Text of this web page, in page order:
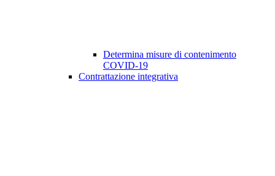
Determina misure di contenimento
COVID-19
Contrattazione integrativa